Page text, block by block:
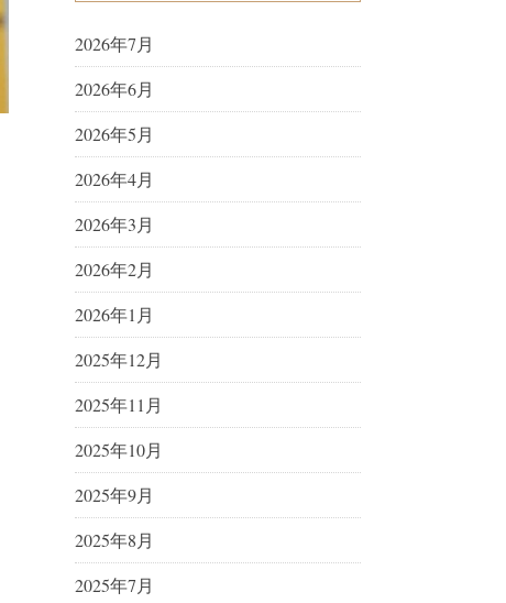
2026年7月
2026年6月
2026年5月
2026年4月
2026年3月
2026年2月
2026年1月
2025年12月
2025年11月
2025年10月
2025年9月
2025年8月
2025年7月